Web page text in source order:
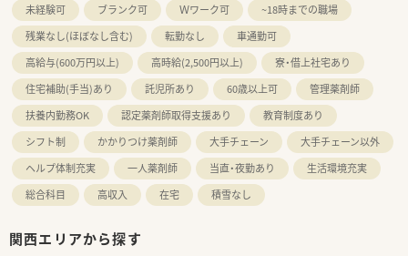
未経験可
ブランク可 Ｗワーク可
~18時までの職場
残業なし(ほぼなし含む)
転勤なし
車通勤可
高給与(600万円以上)
高時給(2,500円以上)
寮・借上社宅あり
住宅補助(手当)あり
託児所あり 60歳以上可
管理薬剤師
扶養内勤務OK
認定薬剤師取得支援あり
教育制度あり
シフト制
かかりつけ薬剤師 大手チェーン
大手チェーン以外
ヘルプ体制充実
一人薬剤師 当直・夜勤あり
生活環境充実
総合科目
高収入 在宅 積雪なし
関西エリアから探す